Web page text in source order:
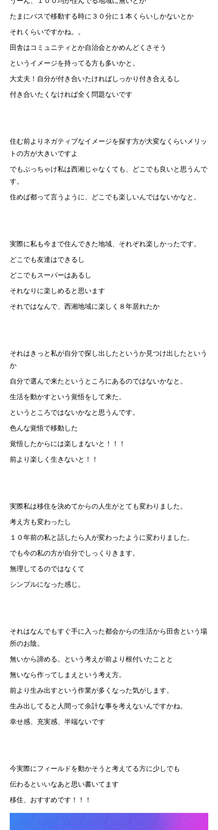
たまにバスで移動する時に３０分に１本くらいしかないとか
それくらいですかね。。
田舎はコミュニティとか自治会とかめんどくさそう
というイメージを持ってる方も多いかと。
大丈夫！自分が付き合いたければしっかり付き合えるし
付き合いたくなければ全く問題ないです
住む前よりネガティブなイメージを探す方が大変なくらいメリッ
トの方が大きいですよ
でもぶっちゃけ私は西湘じゃなくても、どこでも良いと思うんで
す。
住めば都って言うように、どこでも楽しいんではないかなと。
実際に私も今まで住んできた地域、それぞれ楽しかったです。
どこでも友達はできるし
どこでもスーパーはあるし
それなりに楽しめると思います
それではなんで、西湘地域に楽しく８年居れたか
それはきっと私が自分で探し出したというか見つけ出したという
か
自分で選んで来たというところにあるのではないかなと。
生活を動かすという覚悟をして来た。
というところではないかなと思うんです。
色んな覚悟で移動した
覚悟したからには楽しまないと！！！
前より楽しく生きないと！！
実際私は移住を決めてからの人生がとても変わりました。
考え方も変わったし
１０年前の私と話したら人が変わったように変わりました。
でも今の私の方が自分でしっくりきます。
無理してるのではなくて
シンプルになった感じ。
それはなんでもすぐ手に入った都会からの生活から田舎という場
所のお陰。
無いから諦める。という考えが前より根付いたことと
無いなら作ってしまえという考え方。
前より生み出すという作業が多くなった気がします。
生み出してると人間って余計な事を考えないんですかね。
幸せ感、充実感、半端ないです
今実際にフィールドを動かそうと考えてる方に少しでも
伝わるといいなあと思い書いてます
移住、おすすめです！！！